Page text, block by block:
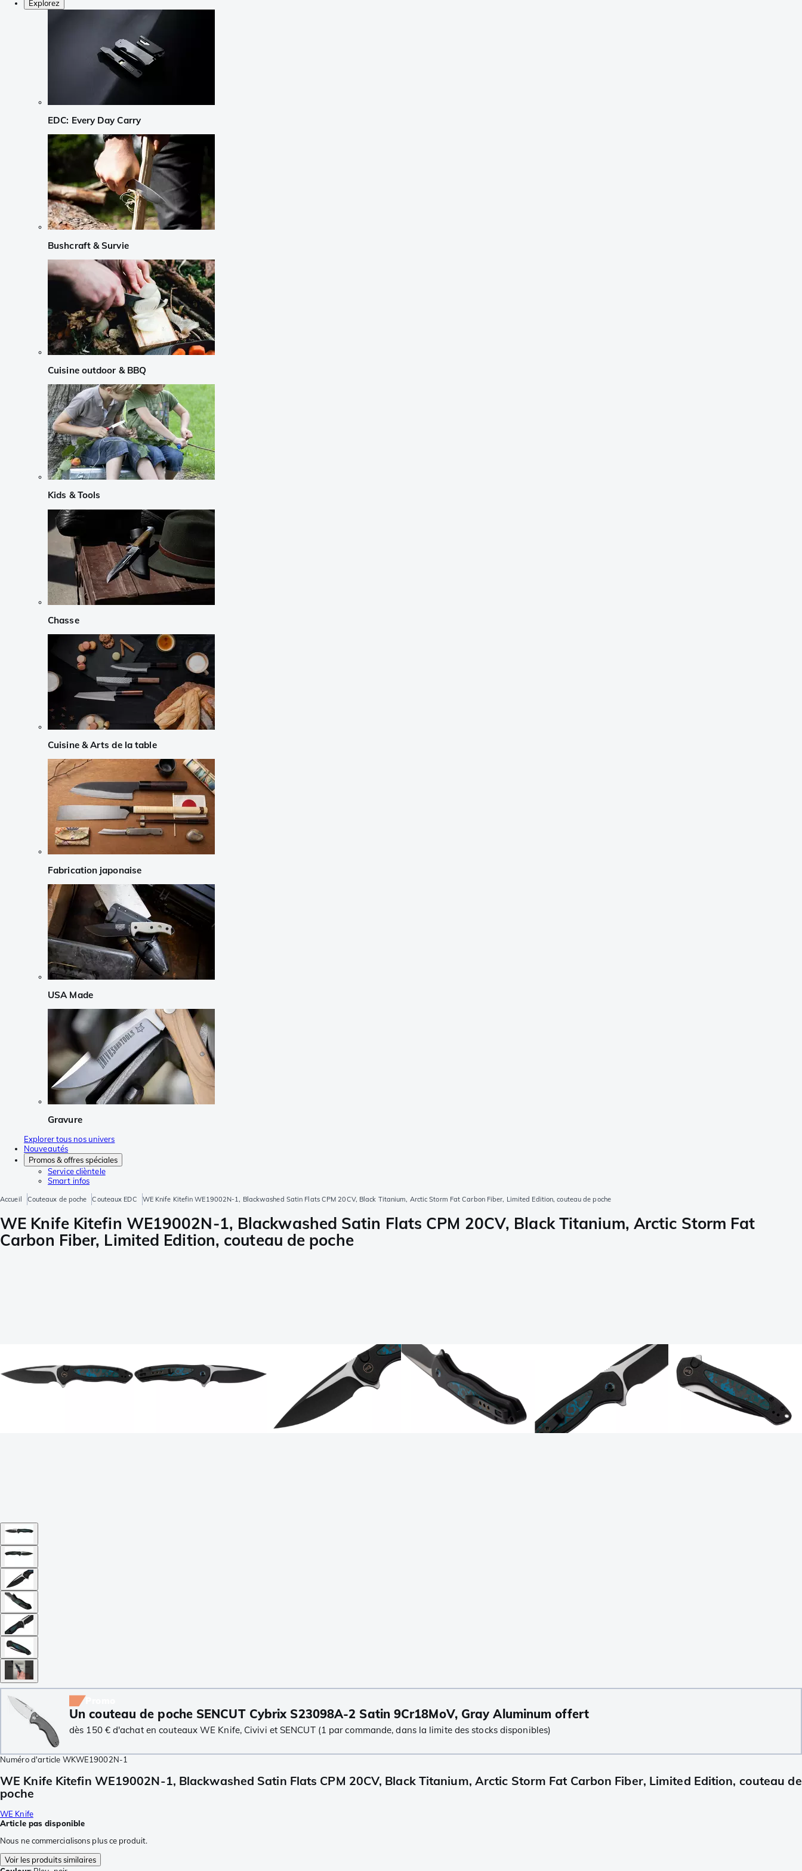
Explorez
EDC: Every Day Carry
Bushcraft & Survie
Cuisine outdoor & BBQ
Kids & Tools
Chasse
Cuisine & Arts de la table
Fabrication japonaise
USA Made
Gravure
Explorer tous nos univers
Nouveautés
Promos & offres spéciales
Service clièntele
Smart infos
Accueil Couteaux de poche Couteaux EDC WE Knife Kitefin WE19002N-1, Blackwashed Satin Flats CPM 20CV, Black Titanium, Arctic Storm Fat Carbon Fiber, Limited Edition, couteau de poche
WE Knife Kitefin WE19002N-1, Blackwashed Satin Flats CPM 20CV, Black Titanium, Arctic Storm Fat
Carbon Fiber, Limited Edition, couteau de poche
Un couteau de poche SENCUT Cybrix S23098A-2 Satin 9Cr18MoV, Gray Aluminum offert
dès 150 € d'achat en couteaux WE Knife, Civivi et SENCUT (1 par commande, dans la limite des stocks disponibles)
Numéro d'article WKWE19002N-1
WE Knife Kitefin WE19002N-1, Blackwashed Satin Flats CPM 20CV, Black Titanium, Arctic Storm Fat Carbon Fiber, Limited Edition, couteau de
poche
WE Knife
Article pas disponible
Nous ne commercialisons plus ce produit.
Voir les produits similaires